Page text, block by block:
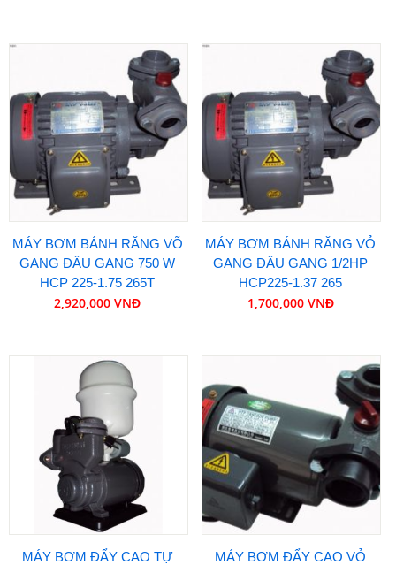
MÁY BƠM BÁNH RĂNG VÕ
GANG ĐẦU GANG 750 W
HCP 225-1.75 265T
2,920,000 VNĐ
MÁY BƠM BÁNH RĂNG VỎ
GANG ĐẦU GANG 1/2HP
HCP225-1.37 265
1,700,000 VNĐ
MÁY BƠM ĐẨY CAO TỰ
MÁY BƠM ĐẨY CAO VỎ